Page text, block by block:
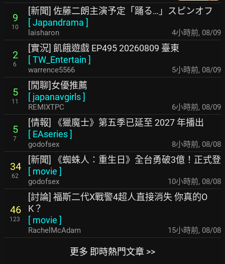
9
10
[新聞] 佐藤二朗主演予定「踊る…」スピンオフ
[Japandrama ]
laisharon 4小時前, 08/09
2
6
[實況] 飢餓遊戲 EP495 20260809 臺東
[TW_Entertain ]
warrence5566 5小時前, 08/09
5
11
[閒聊]女優推薦
[ japanavgirls]
REMIXTPC 6小時前, 08/09
5
7
[情報] 《獵魔士》第五季已延至 2027 年播出
[ EAseries]
godofsex 8小時前, 08/08
34
62
[新聞] 《蜘蛛人：重生日》全台勇破3億！正式登
[ movie ]
godofsex 10小時前, 08/08
46
123
[討論] 福斯二代X戰警4超人直接消失 你真的O
K？
[ movie ]
RachelMcAdam 15小時前, 08/08
更多 即時熱門文章 >>